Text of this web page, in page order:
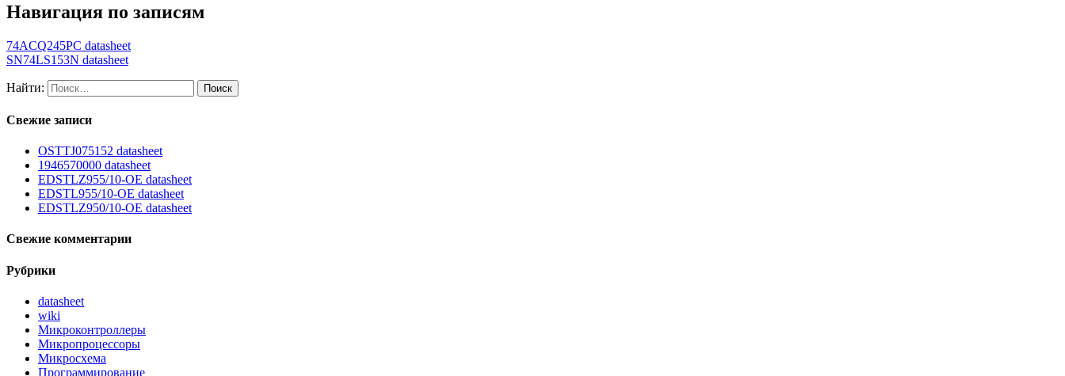
Навигация по записям
74ACQ245PC datasheet
SN74LS153N datasheet
Найти:
Свежие записи
OSTTJ075152 datasheet
1946570000 datasheet
EDSTLZ955/10-OE datasheet
EDSTL955/10-OE datasheet
EDSTLZ950/10-OE datasheet
Свежие комментарии
Рубрики
datasheet
wiki
Микроконтроллеры
Микропроцессоры
Микросхема
Программирование